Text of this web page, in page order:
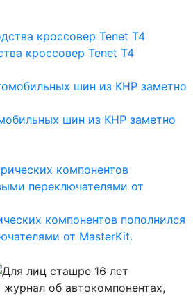
кроссовер Tenet T4
шин из КНР заметно
компонентов пополнился
от MasterKit.
об автокомпонентах,